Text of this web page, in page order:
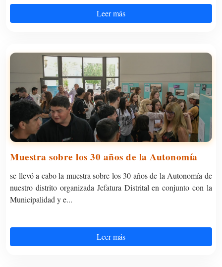
Leer más
Muestra sobre los 30 años de la Autonomía
se llevó a cabo la muestra sobre los 30 años de la Autonomía de
nuestro distrito organizada Jefatura Distrital en conjunto con la
Municipalidad y e...
Leer más